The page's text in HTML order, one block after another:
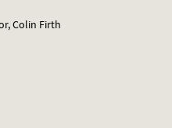
Colin Firth